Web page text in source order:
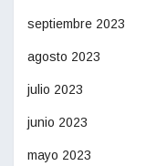
septiembre 2023
agosto 2023
julio 2023
junio 2023
mayo 2023